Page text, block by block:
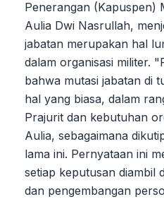
Penerangan (Kapuspen)
Aulia Dwi Nasrullah,
jabatan merupakan hal
dalam organisasi militer.
bahwa mutasi jabatan di
hal yang biasa, dalam
Prajurit dan kebutuhan
Aulia, sebagaimana
lama ini. Pernyataan ini
setiap keputusan diambil
dan pengembangan